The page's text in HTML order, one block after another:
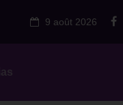
9 août 2026